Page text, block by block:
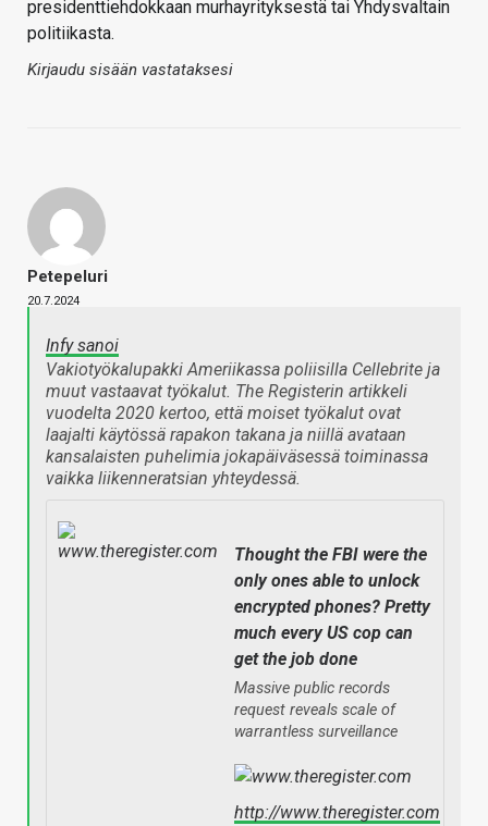
presidenttiehdokkaan murhayrityksestä tai Yhdysvaltain
politiikasta.
Kirjaudu sisään vastataksesi
Petepeluri
20.7.2024
Infy sanoi
Vakiotyökalupakki Ameriikassa poliisilla Cellebrite ja
muut vastaavat työkalut. The Registerin artikkeli
vuodelta 2020 kertoo, että moiset työkalut ovat
laajalti käytössä rapakon takana ja niillä avataan
kansalaisten puhelimia jokapäiväsessä toiminassa
vaikka liikenneratsian yhteydessä.
Thought the FBI were the
only ones able to unlock
encrypted phones? Pretty
much every US cop can
get the job done
Massive public records
request reveals scale of
warrantless surveillance
http://www.theregister.com